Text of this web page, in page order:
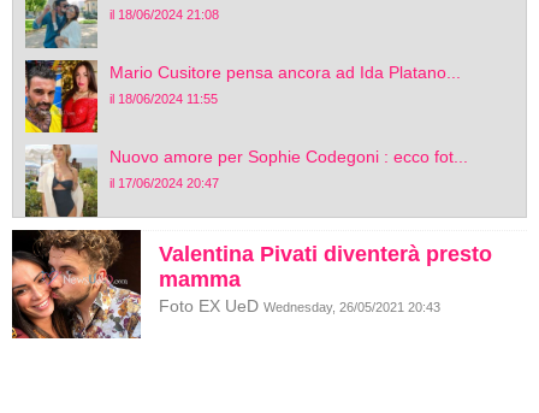
il 18/06/2024 21:08
Mario Cusitore pensa ancora ad Ida Platano...
il 18/06/2024 11:55
Nuovo amore per Sophie Codegoni : ecco fot...
il 17/06/2024 20:47
Valentina Pivati diventerà presto
mamma
Foto EX UeD Wednesday, 26/05/2021 20:43